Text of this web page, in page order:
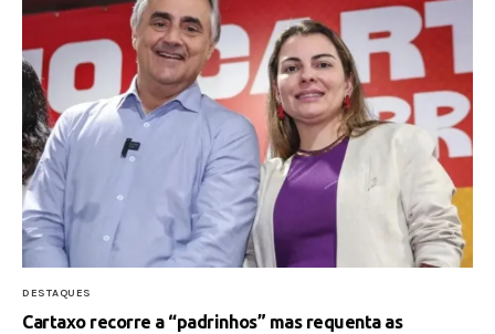
DESTAQUES
Cartaxo recorre a “padrinhos” mas requenta as